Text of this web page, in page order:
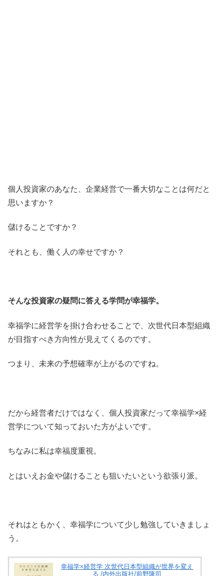
個人投資家のあなた、企業経営で一番大切なことは何だと
思いますか？
儲けることですか？
それとも、働く人の幸せですか？
そんな投資家の疑問に答える学問が幸福学。
幸福学に経営学を掛け合わせることで、次世代日本型組織
が目指すべき方向性が見えてくるのです。
つまり、未来の予想確率が上がるのですね。
だから経営者だけではなく、個人投資家だって幸福学×経
営学について知っておいた方がよいです。
ちなみに私は幸福度重視。
とはいえお金や儲けることも狙いたいという欲張り派。
それはともかく、幸福学について少し勉強していきましょ
う。
幸福学×経営学 次世代日本型組織が世界を変え
る /内外出版社/前野隆司